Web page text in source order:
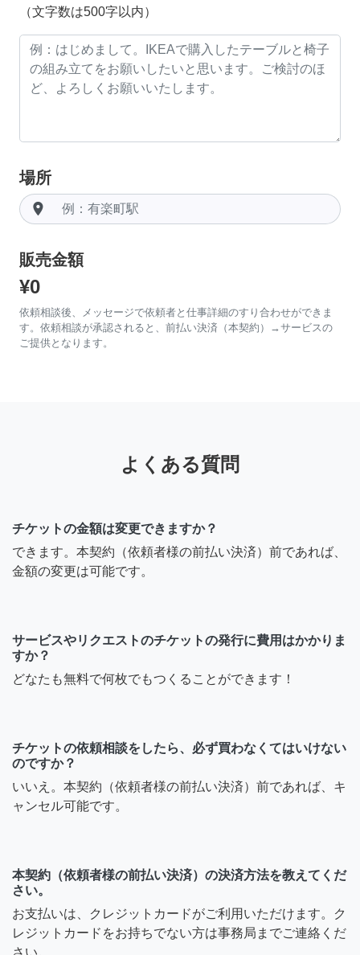
（文字数は500字以内）
場所
room
販売金額
¥0
依頼相談後、メッセージで依頼者と仕事詳細のすり合わせができま
す。依頼相談が承認されると、前払い決済（本契約）→サービスの
ご提供となります。
よくある質問
チケットの金額は変更できますか？
できます。本契約（依頼者様の前払い決済）前であれば、
金額の変更は可能です。
サービスやリクエストのチケットの発行に費用はかかりま
すか？
どなたも無料で何枚でもつくることができます！
チケットの依頼相談をしたら、必ず買わなくてはいけない
のですか？
いいえ。本契約（依頼者様の前払い決済）前であれば、キ
ャンセル可能です。
本契約（依頼者様の前払い決済）の決済方法を教えてくだ
さい。
お支払いは、クレジットカードがご利用いただけます。ク
レジットカードをお持ちでない方は事務局までご連絡くだ
さい。